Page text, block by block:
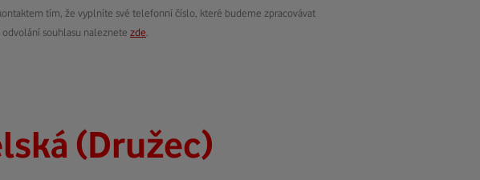
tím, že vyplníte své telefonní číslo, které budeme zpracovávat
souhlasu naleznete zde
(Družec)